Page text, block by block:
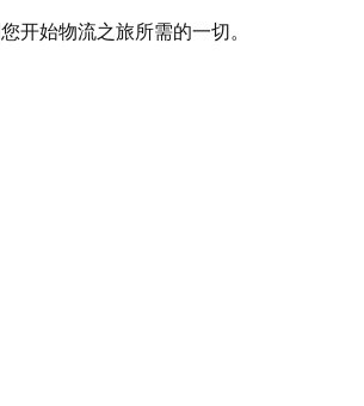
开始物流之旅所需的一切。